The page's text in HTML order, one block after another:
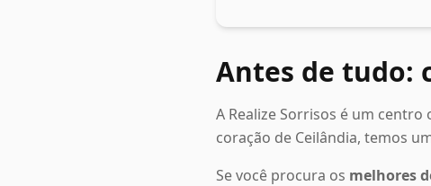
Antes de tudo:
A Realize Sorrisos é um
coração de Ceilândia, temos
Se você procura os melhores